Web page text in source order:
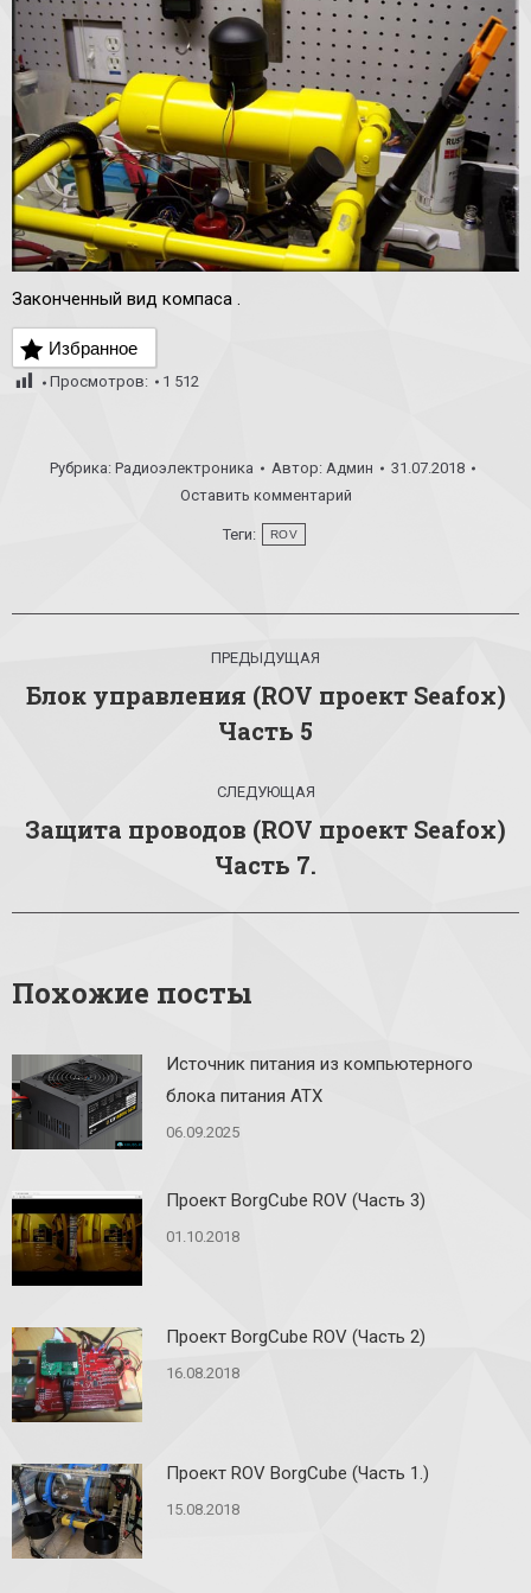
Законченный вид компаса .
Избранное
Просмотров: 1 512
Рубрика: Радиоэлектроника Автор: Админ
31.07.2018
Оставить комментарий
Теги: ROV
Навигация
по
ПРЕДЫДУЩАЯ
Предыдущая
запись:
Блок управления (ROV проект Seafox)
Часть 5
СЛЕДУЮЩАЯ
Следующая
запись:
Защита проводов (ROV проект Seafox)
Часть 7.
Похожие посты
Источник питания из компьютерного
блока питания ATX
06.09.2025
Проект BorgCube ROV (Часть 3)
01.10.2018
Проект BorgCube ROV (Часть 2)
16.08.2018
Проект ROV BorgCube (Часть 1.)
15.08.2018